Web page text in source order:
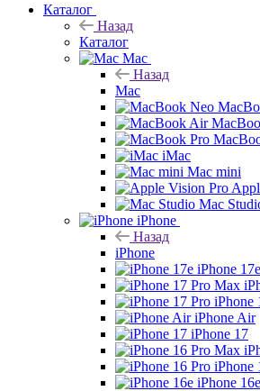
Каталог
Назад
Каталог
Mac
Назад
Mac
iMac
Mac mini
Mac
iPhone
Назад
iPhone
iPhone 17e
iPhone
iPhone Air
iPhone 17
iPhone
iPhone 16e